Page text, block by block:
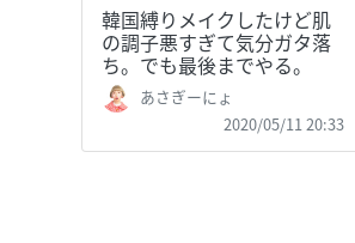
韓国縛りメイクしたけど肌
の調子悪すぎて気分ガタ落
ち。でも最後までやる。
あさぎーにょ
2020/05/11 20:33